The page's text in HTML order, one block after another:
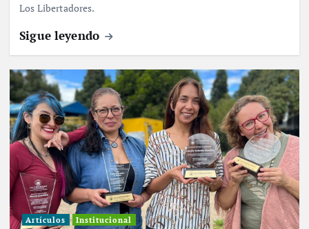
Los Libertadores.
Sigue leyendo
Artículos Institucional